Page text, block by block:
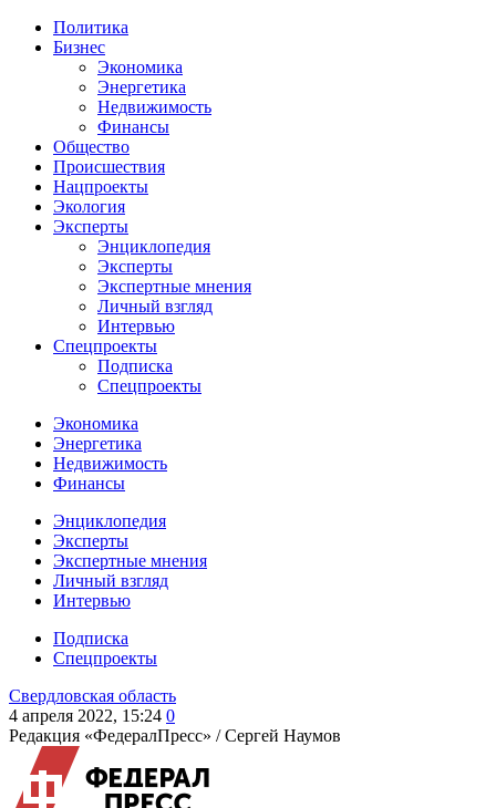
Политика
Бизнес
Экономика
Энергетика
Недвижимость
Финансы
Общество
Происшествия
Нацпроекты
Экология
Эксперты
Энциклопедия
Эксперты
Экспертные мнения
Личный взгляд
Интервью
Спецпроекты
Подписка
Спецпроекты
Экономика
Энергетика
Недвижимость
Финансы
Энциклопедия
Эксперты
Экспертные мнения
Личный взгляд
Интервью
Подписка
Спецпроекты
Свердловская область
4 апреля 2022, 15:24 0
Редакция «ФедералПресс» /Сергей Наумов